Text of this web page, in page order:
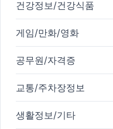
건강정보/건강식품
게임/만화/영화
공무원/자격증
교통/주차장정보
생활정보/기타